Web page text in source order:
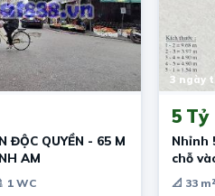
ĐỘC QUYỀN - 65 M
AM
1 WC
3 ngày
5 Tỷ
Nhỉnh
chỗ
📐 33 m²